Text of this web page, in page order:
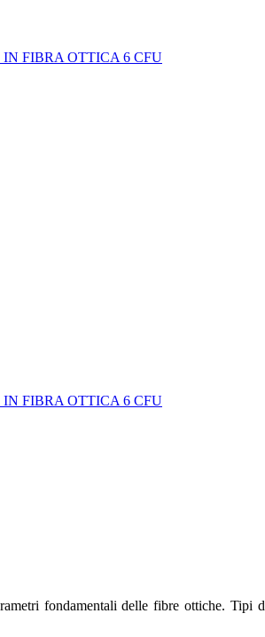
FIBRA OTTICA 6 CFU
FIBRA OTTICA 6 CFU
fondamentali delle fibre ottiche.